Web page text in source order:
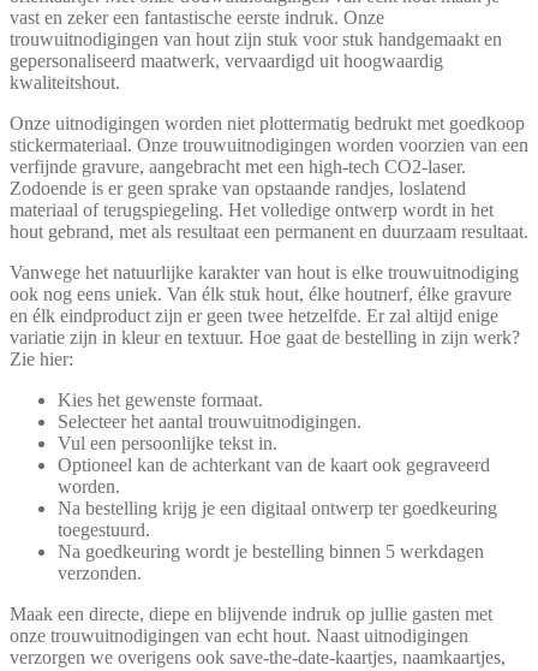
vast en zeker een fantastische eerste indruk. Onze
trouwuitnodigingen van hout zijn stuk voor stuk handgemaakt en
gepersonaliseerd maatwerk, vervaardigd uit hoogwaardig
kwaliteitshout.
Onze uitnodigingen worden niet plottermatig bedrukt met goedkoop
stickermateriaal. Onze trouwuitnodigingen worden voorzien van een
verfijnde gravure, aangebracht met een high-tech CO2-laser.
Zodoende is er geen sprake van opstaande randjes, loslatend
materiaal of terugspiegeling. Het volledige ontwerp wordt in het
hout gebrand, met als resultaat een permanent en duurzaam resultaat.
Vanwege het natuurlijke karakter van hout is elke trouwuitnodiging
ook nog eens uniek. Van élk stuk hout, élke houtnerf, élke gravure
en élk eindproduct zijn er geen twee hetzelfde. Er zal altijd enige
variatie zijn in kleur en textuur. Hoe gaat de bestelling in zijn werk?
Zie hier:
Kies het gewenste formaat.
Selecteer het aantal trouwuitnodigingen.
Vul een persoonlijke tekst in.
Optioneel kan de achterkant van de kaart ook gegraveerd
worden.
Na bestelling krijg je een digitaal ontwerp ter goedkeuring
toegestuurd.
Na goedkeuring wordt je bestelling binnen 5 werkdagen
verzonden.
Maak een directe, diepe en blijvende indruk op jullie gasten met
onze trouwuitnodigingen van echt hout. Naast uitnodigingen
verzorgen we overigens ook save-the-date-kaartjes, naamkaartjes,